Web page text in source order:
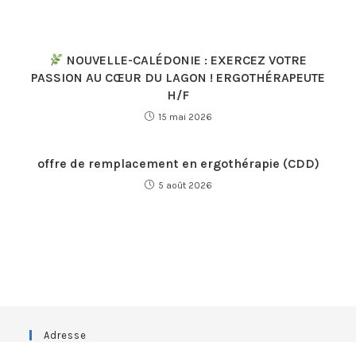
NOUVELLE-CALÉDONIE : EXERCEZ VOTRE
PASSION AU CŒUR DU LAGON ! ERGOTHÉRAPEUTE
H/F
15 mai 2026
offre de remplacement en ergothérapie (CDD)
5 août 2026
Adresse